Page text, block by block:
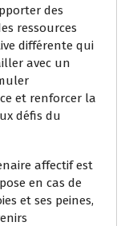
des
ressources
différente qui
avec un
et renforcer la
défis du
affectif est
en cas de
et ses peines,